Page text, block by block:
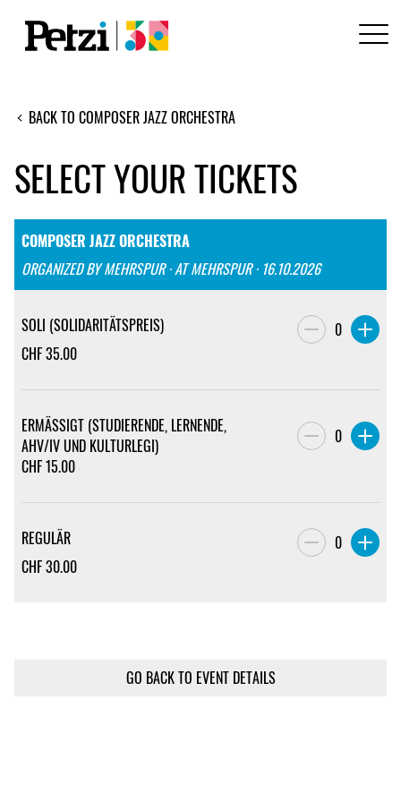
BACK TO COMPOSER JAZZ ORCHESTRA
SELECT YOUR TICKETS
COMPOSER JAZZ ORCHESTRA
ORGANIZED BY MEHRSPUR · AT MEHRSPUR · 16.10.2026
SOLI (SOLIDARITÄTSPREIS)
CHF35.00
0
ERMÄSSIGT (STUDIERENDE, LERNENDE,
AHV/IV UND KULTURLEGI)
CHF15.00
0
REGULÄR
CHF30.00
0
GO BACK TO EVENT DETAILS